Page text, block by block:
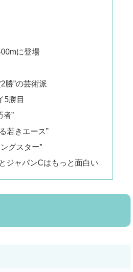
に登場
勝”の芸術派
5勝目
者”
若きエース”
グスター”
ジャパンCはもっと面白い